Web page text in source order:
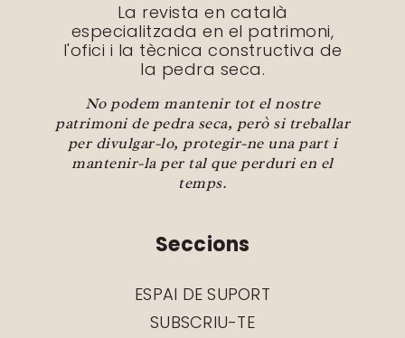
La revista en català
especialitzada en el patrimoni,
l'ofici i la tècnica constructiva de
la pedra seca.
No podem mantenir tot el nostre
patrimoni de pedra seca, però si treballar
per divulgar-lo, protegir-ne una part i
mantenir-la per tal que perduri en el
temps.
Seccions
ESPAI DE SUPORT
SUBSCRIU-TE